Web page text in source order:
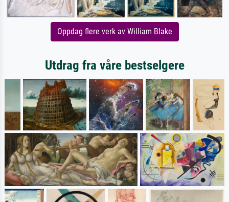
Oppdag flere verk av William Blake
Utdrag fra våre bestselgere